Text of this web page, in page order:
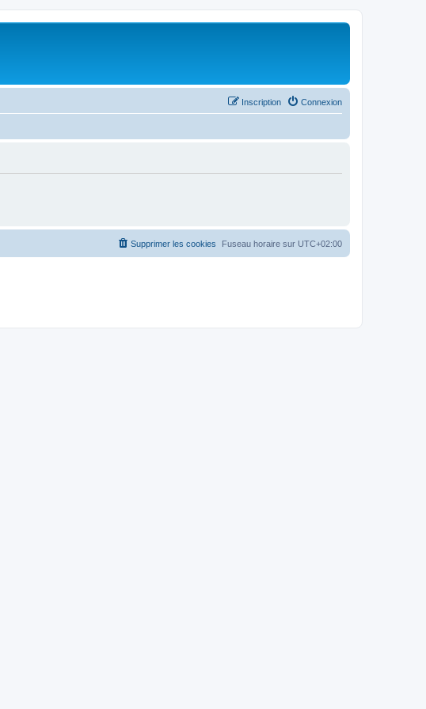
Connexion
Inscription
Fuseau horaire sur UTC+02:00
Supprimer les cookies